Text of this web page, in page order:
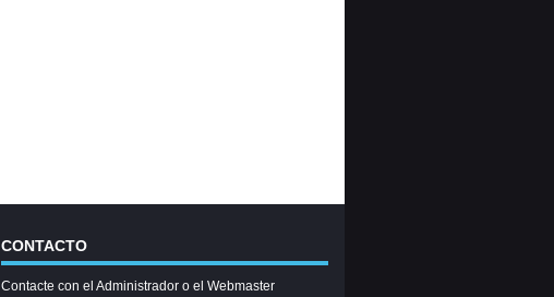
CONTACTO
Contacte con el Administrador o el Webmaster